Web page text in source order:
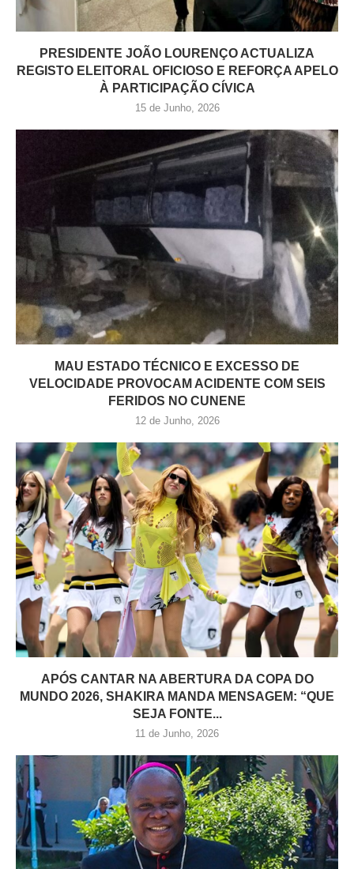
PRESIDENTE JOÃO LOURENÇO ACTUALIZA
REGISTO ELEITORAL OFICIOSO E REFORÇA APELO
À PARTICIPAÇÃO CÍVICA
15 de Junho, 2026
MAU ESTADO TÉCNICO E EXCESSO DE
VELOCIDADE PROVOCAM ACIDENTE COM SEIS
FERIDOS NO CUNENE
12 de Junho, 2026
APÓS CANTAR NA ABERTURA DA COPA DO
MUNDO 2026, SHAKIRA MANDA MENSAGEM: “QUE
SEJA FONTE...
11 de Junho, 2026